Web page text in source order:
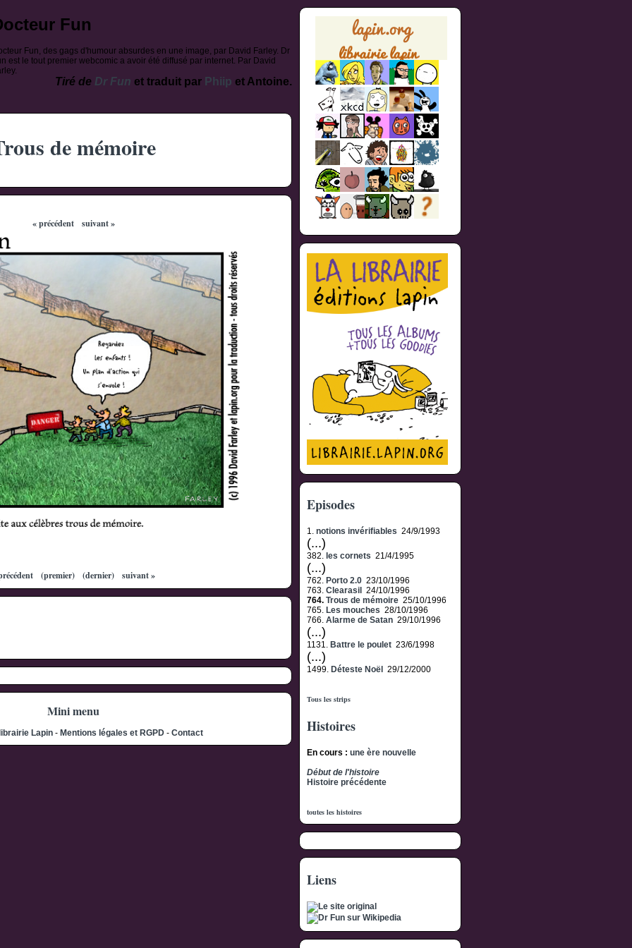
Fun
Fun, des gags d'humour absurdes en une image, par David Farley. Dr
est le tout premier webcomic a avoir été diffusé par internet. Par David
Tiré de Dr Fun et traduit par Phiip et Antoine.
de mémoire
« précédent suivant »
(premier) (dernier) suivant »
Mini menu
Lapin - Mentions légales et RGPD - Contact
Episodes
1. notions invérifiables 24/9/1993
(...)
382. les cornets 21/4/1995
(...)
762. Porto 2.0 23/10/1996
763. Clearasil
24/10/1996
764. Trous de mémoire 25/10/1996
765. Les mouches 28/10/1996
766. Alarme de Satan 29/10/1996
(...)
1131. Battre le poulet 23/6/1998
(...)
1499. Déteste Noël 29/12/2000
Tous les strips
Histoires
En cours : une ère nouvelle
Début de l'histoire
Histoire précédente
toutes les histoires
Liens